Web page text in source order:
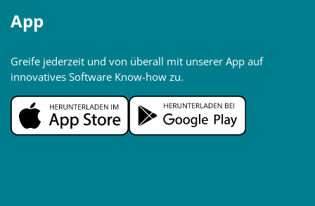
App
Greife jederzeit und von überall mit unserer App auf
innovatives Software Know-how zu.